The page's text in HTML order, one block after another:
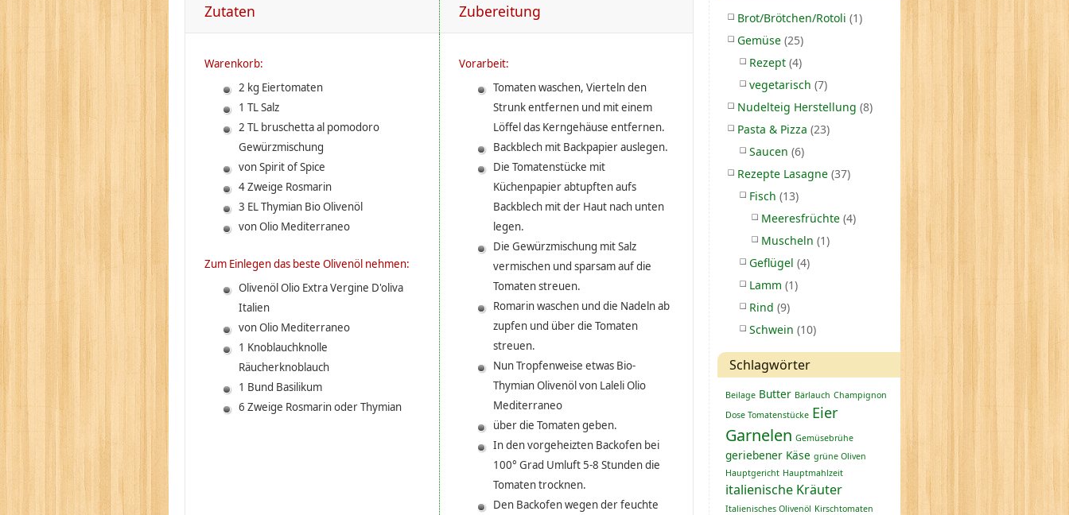
Zutaten Zubereitung
Warenkorb:
2 kg Eiertomaten
1 TL Salz
2 TL bruschetta al pomodoro
Gewürzmischung
von Spirit of Spice
4 Zweige Rosmarin
3 EL Thymian Bio Olivenöl
von Olio Mediterraneo
Zum Einlegen das beste Olivenöl nehmen:
Olivenöl Olio Extra Vergine D'oliva
Italien
von Olio Mediterraneo
1 Knoblauchknolle
Räucherknoblauch
1 Bund Basilikum
6 Zweige Rosmarin oder Thymian
Vorarbeit:
Tomaten waschen, Vierteln den
Strunk entfernen und mit einem
Löffel das Kerngehäuse entfernen.
Backblech mit Backpapier auslegen.
Die Tomatenstücke mit
Küchenpapier abtupften aufs
Backblech mit der Haut nach unten
legen.
Die Gewürzmischung mit Salz
vermischen und sparsam auf die
Tomaten streuen.
Romarin waschen und die Nadeln ab
zupfen und über die Tomaten
streuen.
Nun Tropfenweise etwas Bio-
Thymian Olivenöl von Laleli Olio
Mediterraneo
über die Tomaten geben.
In den vorgeheizten Backofen bei
100° Grad Umluft 5-8 Stunden die
Tomaten trocknen.
Den Backofen wegen der feuchte
Brot/Brötchen/Rotoli (1)
Gemüse (25)
Rezept (4)
vegetarisch (7)
Nudelteig Herstellung (8)
Pasta & Pizza (23)
Saucen (6)
Rezepte Lasagne (37)
Fisch (13)
Meeresfrüchte (4)
Muscheln (1)
Geflügel (4)
Lamm (1)
Rind (9)
Schwein (10)
Schlagwörter
Beilage Butter Bärlauch Champignon
Dose Tomatenstücke Eier
Garnelen Gemüsebrühe
geriebener Käse grüne Oliven
Hauptgericht Hauptmahlzeit
italienische Kräuter
Italienisches Olivenöl Kirschtomaten